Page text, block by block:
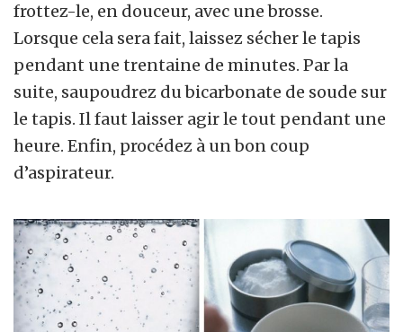
frottez-le, en douceur, avec une brosse.
Lorsque cela sera fait, laissez sécher le tapis
pendant une trentaine de minutes. Par la
suite, saupoudrez du bicarbonate de soude sur
le tapis. Il faut laisser agir le tout pendant une
heure. Enfin, procédez à un bon coup
d’aspirateur.